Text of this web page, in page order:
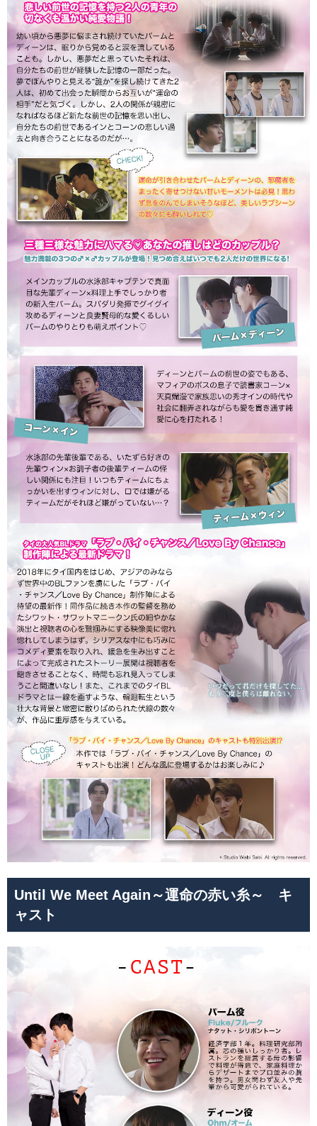
Until We Meet Again～運命の赤い糸～ キ
ャスト